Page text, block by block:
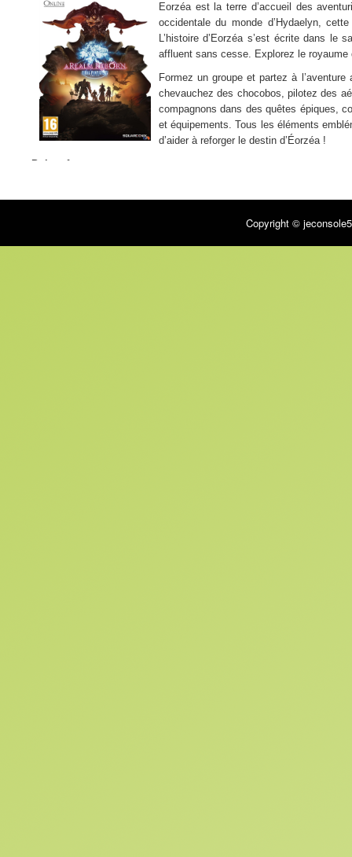
Eorzéa est la terre d’accueil des
occidentale du monde d’Hydaelyn,
L’histoire d’Eorzéa s’est écrite dans
affluent sans cesse. Explorez le royaume
Formez un groupe et partez à
chevauchez des chocobos, pilotez des
compagnons dans des quêtes épiques,
et équipements. Tous les éléments
d’aider à reforger le destin d’Éorzéa !
Points forts
Copyright ©